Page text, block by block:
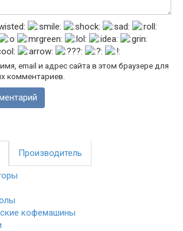
email и адрес сайта в этом браузере для
комментариев.
Производитель
кофемашины